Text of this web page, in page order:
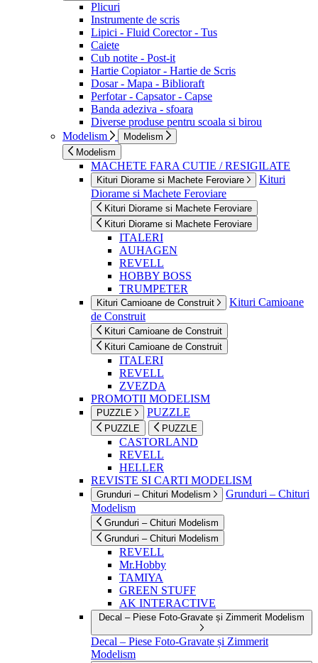
Plicuri
Instrumente de scris
Lipici - Fluid Corector - Tus
Caiete
Cub notite - Post-it
Hartie Copiator - Hartie de Scris
Dosar - Mapa - Biblioraft
Perfotar - Capsator - Capse
Banda adeziva - sfoara
Diverse produse pentru scoala si birou
Modelism
Modelism
Modelism
MACHETE FARA CUTIE / RESIGILATE
Kituri Diorame si Machete Feroviare
Kituri
Diorame si Machete Feroviare
Kituri Diorame si Machete Feroviare
Kituri Diorame si Machete Feroviare
ITALERI
AUHAGEN
REVELL
HOBBY BOSS
TRUMPETER
Kituri Camioane de Construit
Kituri Camioane
de Construit
Kituri Camioane de Construit
Kituri Camioane de Construit
ITALERI
REVELL
ZVEZDA
PROMOTII MODELISM
PUZZLE PUZZLE
PUZZLE PUZZLE
CASTORLAND
REVELL
HELLER
REVISTE SI CARTI MODELISM
Grunduri – Chituri Modelism
Grunduri – Chituri
Modelism
Grunduri – Chituri Modelism
Grunduri – Chituri Modelism
REVELL
Mr.Hobby
TAMIYA
GREEN STUFF
AK INTERACTIVE
Decal – Piese Foto-Gravate și Zimmerit Modelism
Decal – Piese Foto-Gravate și Zimmerit
Modelism